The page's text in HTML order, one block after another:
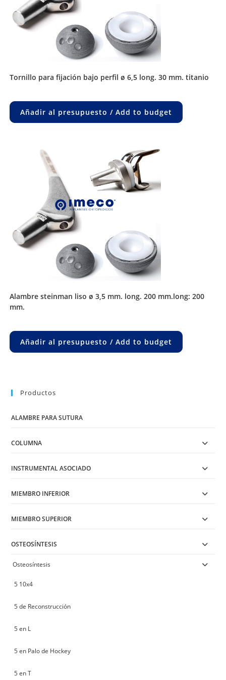
tornillo para fijación bajo perfil ø 6,5 long. 30 mm. titanio
Añadir al presupuesto / Add to budget
alambre steinman liso ø 3,5 mm. long. 200 mm.long: 200
mm.
Añadir al presupuesto / Add to budget
Productos
ALAMBRE PARA SUTURA
COLUMNA
INSTRUMENTAL ASOCIADO
MIEMBRO INFERIOR
MIEMBRO SUPERIOR
OSTEOSÍNTESIS
Osteosíntesis
5 10x4
5 de Reconstrucción
5 en L
5 en Palo de Hockey
5 en T